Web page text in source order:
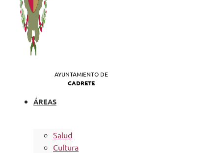
AYUNTAMIENTO DE
CADRETE
ÁREAS
Salud
Cultura